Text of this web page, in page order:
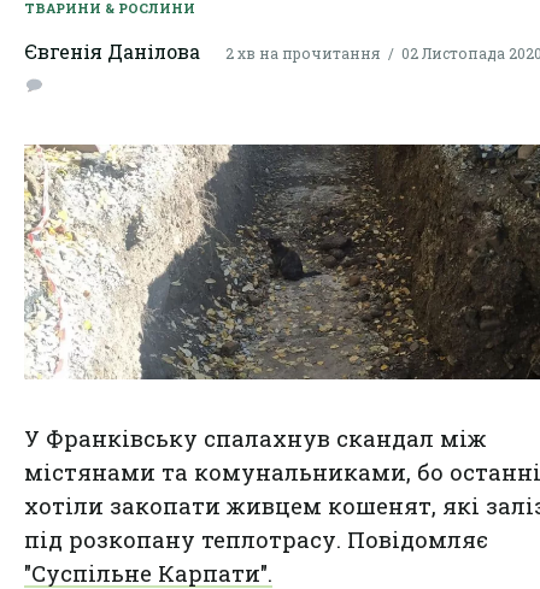
ТВАРИНИ & РОСЛИНИ
Євгенія Данілова 2 хв на прочитання 02 Листопада
У Франківську спалахнув скандал між
містянами та комунальниками, бо останні
хотіли закопати живцем кошенят, які
під розкопану теплотрасу. Повідомляє
"Суспільне Карпати".